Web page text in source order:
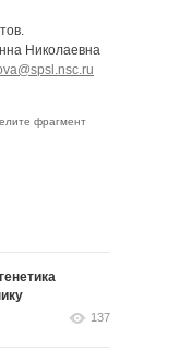
Николаевна
фрагмент
137